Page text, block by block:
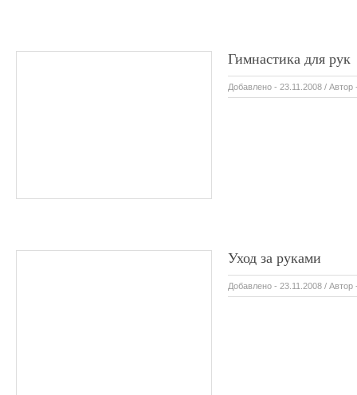
Гимнастика для рук
Добавлено - 23.11.2008 / Автор
Уход за руками
Добавлено - 23.11.2008 / Автор